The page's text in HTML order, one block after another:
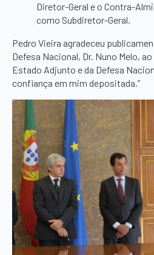
Diretor-Geral e o Contra-
como Subdiretor-Geral.
Pedro Vieira agradeceu
Defesa Nacional, Dr. Nuno Melo,
Estado Adjunto e da Defesa
confiança em mim depositada.”